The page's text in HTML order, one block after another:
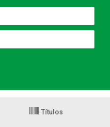
Títulos